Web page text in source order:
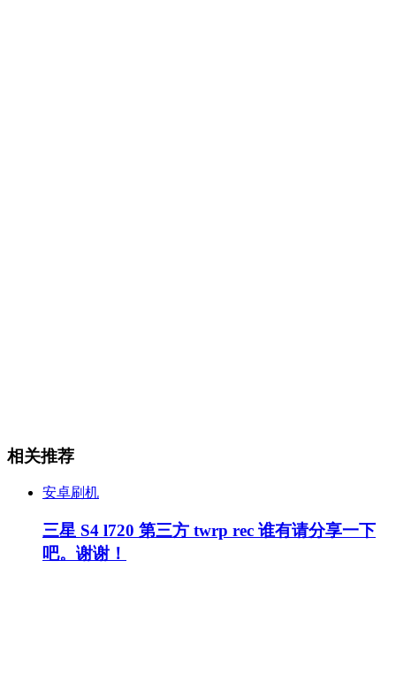
相关推荐
安卓刷机
三星 S4 l720 第三方 twrp rec 谁有请分享一下
吧。谢谢！